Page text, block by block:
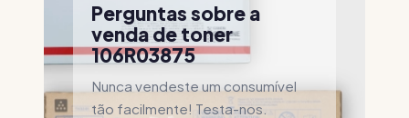
Perguntas sobre a
venda de toner
106R03875
Nunca vendeste um consumível
tão facilmente! Testa-nos.